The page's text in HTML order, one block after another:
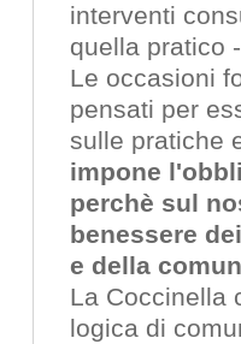
interventi
quella pratico
Le occasioni
pensati per
sulle pratiche
impone
perchè sul
benessere
e della
La Coccinella
logica di